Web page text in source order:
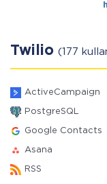
Twilio (177
ActiveCampaign
PostgreSQL
Google Contacts
Asana
RSS